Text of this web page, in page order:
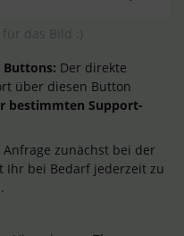
Buttons: Der direkte
über diesen Button
bestimmten Support-
zunächst bei der
Ihr bei Bedarf jederzeit zu